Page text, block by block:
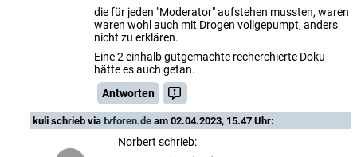
die für jeden "Moderator" aufstehen mussten, waren
waren wohl auch mit Drogen vollgepumpt, anders
nicht zu erklären.
Eine 2 einhalb gutgemachte recherchierte Doku
hätte es auch getan.
Antworten
kuli schrieb via tvforen.de am 02.04.2023, 15.47 Uhr:
Norbert schrieb: